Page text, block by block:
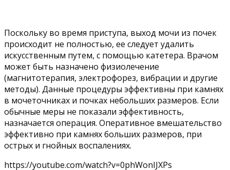
Поскольку во время приступа, выход мочи из почек
происходит не полностью, ее следует удалить
искусственным путем, с помощью катетера. Врачом
может быть назначено физиолечение
(магнитотерапия, электрофорез, вибрации и другие
методы). Данные процедуры эффективны при камнях
в мочеточниках и почках небольших размеров. Если
обычные меры не показали эффективность,
назначается операция. Оперативное вмешательство
эффективно при камнях больших размеров, при
острых и гнойных воспалениях.
https://youtube.com/watch?v=0phWonIJXPs